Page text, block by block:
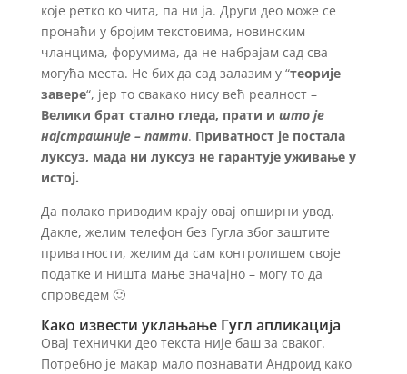
које ретко ко чита, па ни ја. Други део може се
пронаћи у бројим текстовима, новинским
чланцима, форумима, да не набрајам сад сва
могућа места. Не бих да сад залазим у “теорије
завере“, јер то свакако нису већ реалност –
Велики брат стално гледа, прати и што је
најстрашније – памти. Приватност је постала
луксуз, мада ни луксуз не гарантује уживање у
истој.
Да полако приводим крају овај опширни увод.
Дакле, желим телефон без Гугла због заштите
приватности, желим да сам контролишем своје
податке и ништа мање значајно – могу то да
спроведем 🙂
Како извести уклањање Гугл апликација
Овај технички део текста није баш за сваког.
Потребно је макар мало познавати Андроид како